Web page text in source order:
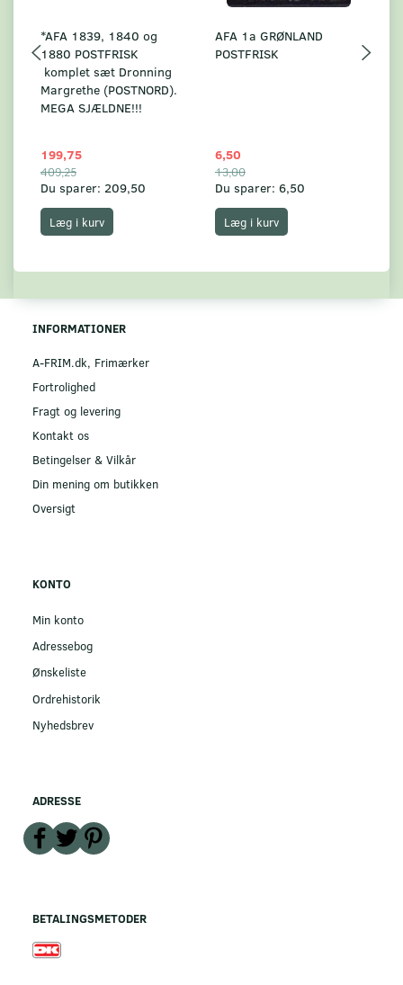
*AFA 1839, 1840 og
1880 POSTFRISK
komplet sæt Dronning
Margrethe (POSTNORD).
MEGA SJÆLDNE!!!
199,75
409,25
Du sparer: 209,50
Læg i kurv
AFA 1a GRØNLAND
POSTFRISK
6,50
13,00
Du sparer: 6,50
Læg i kurv
INFORMATIONER
A-FRIM.dk, Frimærker
Fortrolighed
Fragt og levering
Kontakt os
Betingelser & Vilkår
Din mening om butikken
Oversigt
KONTO
Min konto
Adressebog
Ønskeliste
Ordrehistorik
Nyhedsbrev
ADRESSE
BETALINGSMETODER